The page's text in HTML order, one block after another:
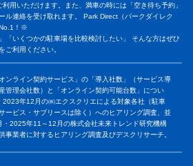
用いただけます。また、満車の時には「空き待ち予約」
ル連絡を受け取れます。 Park Direct（パークダイレク
！※
「いくつかの駐車場を比較検討したい」 そんな方はぜひ
ご利用ください。
ンライン契約サービス」の「導入社数」（サービス導
管理会社数）と「オンライン契約可能台数」につい
年12月の㈱エクスクリエによる対象各社（駐車
ービス・サブリースは除く）へのヒアリング調査、並
2025年11～12月の株式会社未来トレンド研究機構
事業者に対するヒアリング調査及びデスクリサーチ。